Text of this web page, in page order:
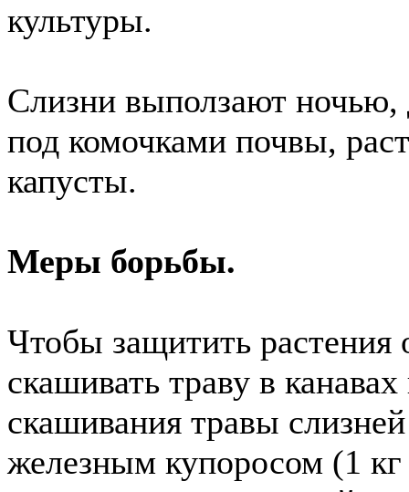
культуры.
Слизни выползают
под комочками почвы,
капусты.
Меры борьбы.
Чтобы защитить растения
скашивать траву в
скашивания травы
железным купоросом (1